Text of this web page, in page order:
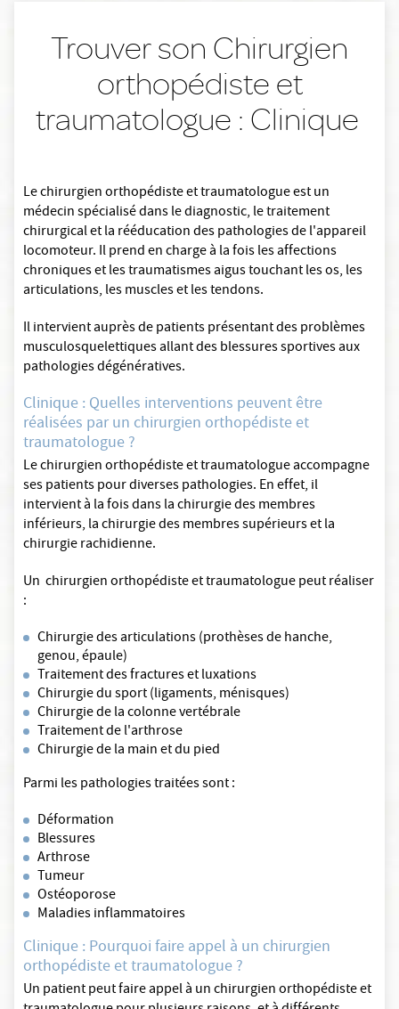
Trouver son Chirurgien
orthopédiste et
traumatologue : Clinique
Le chirurgien orthopédiste et traumatologue est un
médecin spécialisé dans le diagnostic, le traitement
chirurgical et la rééducation des pathologies de l'appareil
locomoteur. Il prend en charge à la fois les affections
chroniques et les traumatismes aigus touchant les os, les
articulations, les muscles et les tendons.
Il intervient auprès de patients présentant des problèmes
musculosquelettiques allant des blessures sportives aux
pathologies dégénératives.
Clinique : Quelles interventions peuvent être
réalisées par un chirurgien orthopédiste et
traumatologue ?
Le chirurgien orthopédiste et traumatologue accompagne
ses patients pour diverses pathologies. En effet, il
intervient à la fois dans la chirurgie des membres
inférieurs, la chirurgie des membres supérieurs et la
chirurgie rachidienne.
Un chirurgien orthopédiste et traumatologue peut réaliser
:
Chirurgie des articulations (prothèses de hanche,
genou, épaule)
Traitement des fractures et luxations
Chirurgie du sport (ligaments, ménisques)
Chirurgie de la colonne vertébrale
Traitement de l'arthrose
Chirurgie de la main et du pied
Parmi les pathologies traitées sont :
Déformation
Blessures
Arthrose
Tumeur
Ostéoporose
Maladies inflammatoires
Clinique : Pourquoi faire appel à un chirurgien
orthopédiste et traumatologue ?
Un patient peut faire appel à un chirurgien orthopédiste et